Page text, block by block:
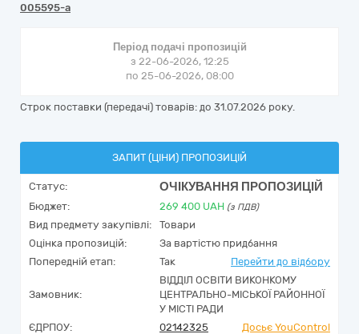
005595-a
Період подачі пропозицій
з 22-06-2026, 12:25
по 25-06-2026, 08:00
Строк поставки (передачі) товарів: до 31.07.2026 року.
ЗАПИТ (ЦІНИ) ПРОПОЗИЦІЙ
Статус: ОЧІКУВАННЯ ПРОПОЗИЦІЙ
Бюджет: 269 400 UAH (з ПДВ)
Вид предмету закупівлі:
Товари
Оцінка пропозицій:
За вартістю придбання
Попередній етап:
Так Перейти до відбору
Замовник:
ВІДДІЛ ОСВІТИ ВИКОНКОМУ
ЦЕНТРАЛЬНО-МІСЬКОЇ РАЙОННОЇ
У МІСТІ РАДИ
ЄДРПОУ:
02142325
Досьє YouControl